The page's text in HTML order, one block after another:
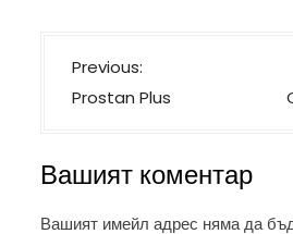
Н
а
и
г
а
Previous:
Prostan Plus
Вашият коментар
Вашият имейл адрес няма да